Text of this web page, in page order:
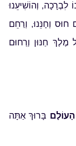
לִבְרָכָה, וְהוֹשִׁיעֵנוּ
חוּס וְחָנֵּנוּ, וְרַחֵם
מֶלֶךְ חַנּוּן וְרַחוּם
בָּרוּךְ אַתָּה